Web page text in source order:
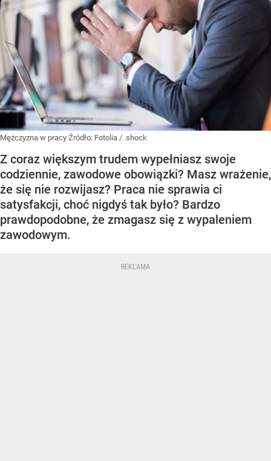
Mężczyzna w pracy Źródło: Fotolia / .shock
Z coraz większym trudem wypełniasz swoje
codziennie, zawodowe obowiązki? Masz wrażenie,
że się nie rozwijasz? Praca nie sprawia ci
satysfakcji, choć nigdyś tak było? Bardzo
prawdopodobne, że zmagasz się z wypaleniem
zawodowym.